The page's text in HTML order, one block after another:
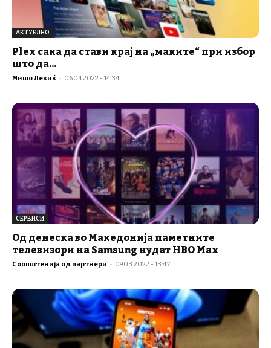
АКТУЕЛНО
Plex сака да стави крај на „маките“ при избор
што да...
Мишо Лекиќ - 06.04.2022 - 14:34
СЕРВИСИ
Од денеска во Македонија паметните
телевизори на Samsung нудат HBO Max
Соопштенија од партнери - 09.03.2022 - 13:47